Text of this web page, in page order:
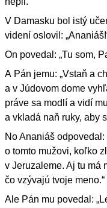
V Damasku bol istý
videní oslovil:
On povedal: „Tu som,
A Pán jemu: „Vstaň a
a v Júdovom dome
práve sa modlí a vidí
a vkladá naň ruky, aby
No Ananiáš odpovedal:
o tomto mužovi, koľko
v Jeruzaleme. Aj tu má
čo vzývajú tvoje meno.“
Ale Pán mu povedal: